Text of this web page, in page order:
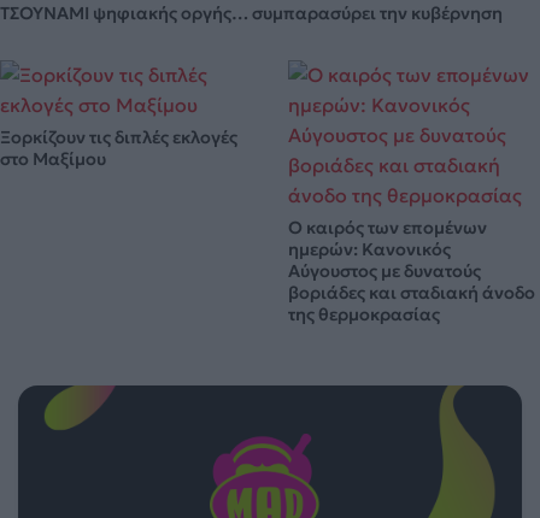
ΤΣΟΥΝΑΜΙ ψηφιακής οργής… συμπαρασύρει την κυβέρνηση
Ξορκίζουν τις διπλές εκλογές
στο Μαξίμου
Ο καιρός των επομένων
ημερών: Κανονικός
Αύγουστος με δυνατούς
βοριάδες και σταδιακή άνοδο
της θερμοκρασίας